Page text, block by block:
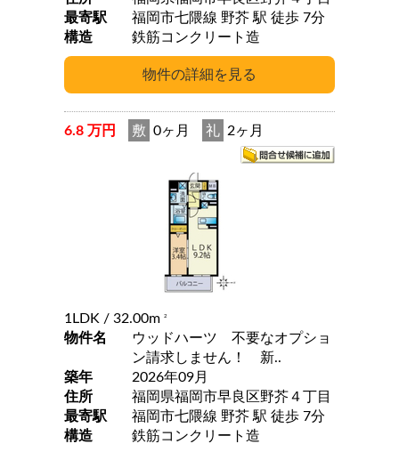
最寄駅
福岡市七隈線 野芥 駅 徒歩 7分
構造
鉄筋コンクリート造
6.8 万円 敷 0ヶ月 礼 2ヶ月
1LDK / 32.00m 2
物件名
ウッドハーツ 不要なオプショ
ン請求しません！ 新..
築年
2026年09月
住所
福岡県福岡市早良区野芥４丁目
最寄駅
福岡市七隈線 野芥 駅 徒歩 7分
構造
鉄筋コンクリート造